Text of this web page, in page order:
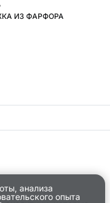
ИЗ ФАРФОРА
анализа
опыта